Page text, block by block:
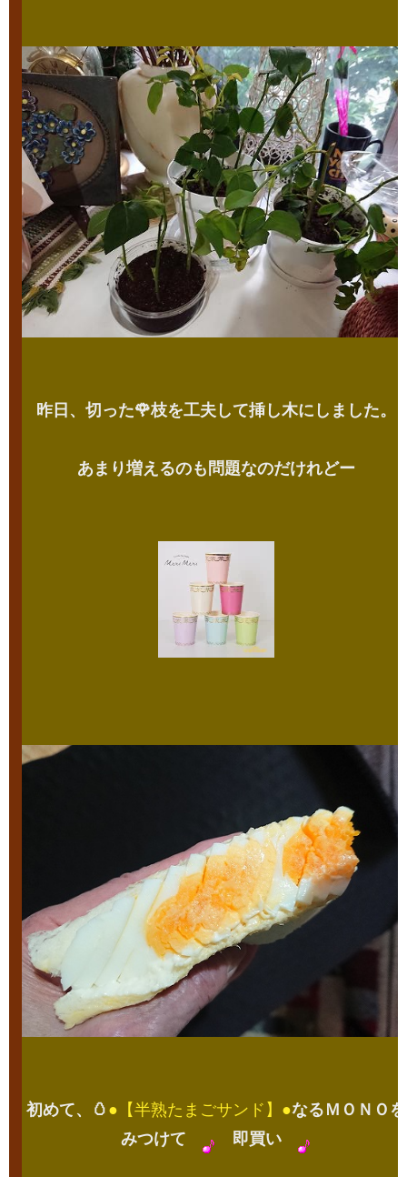
昨日、切った🌹枝を工夫して挿し木にしました。
あまり増えるのも問題なのだけれどー
初めて、🥚 ● 【半熟たまごサンド】 ●なるＭＯＮＯを
みつけて
即買い